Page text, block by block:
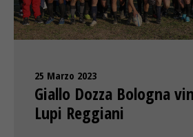
25 Marzo 2023
Giallo Dozza Bologna
Lupi Reggiani